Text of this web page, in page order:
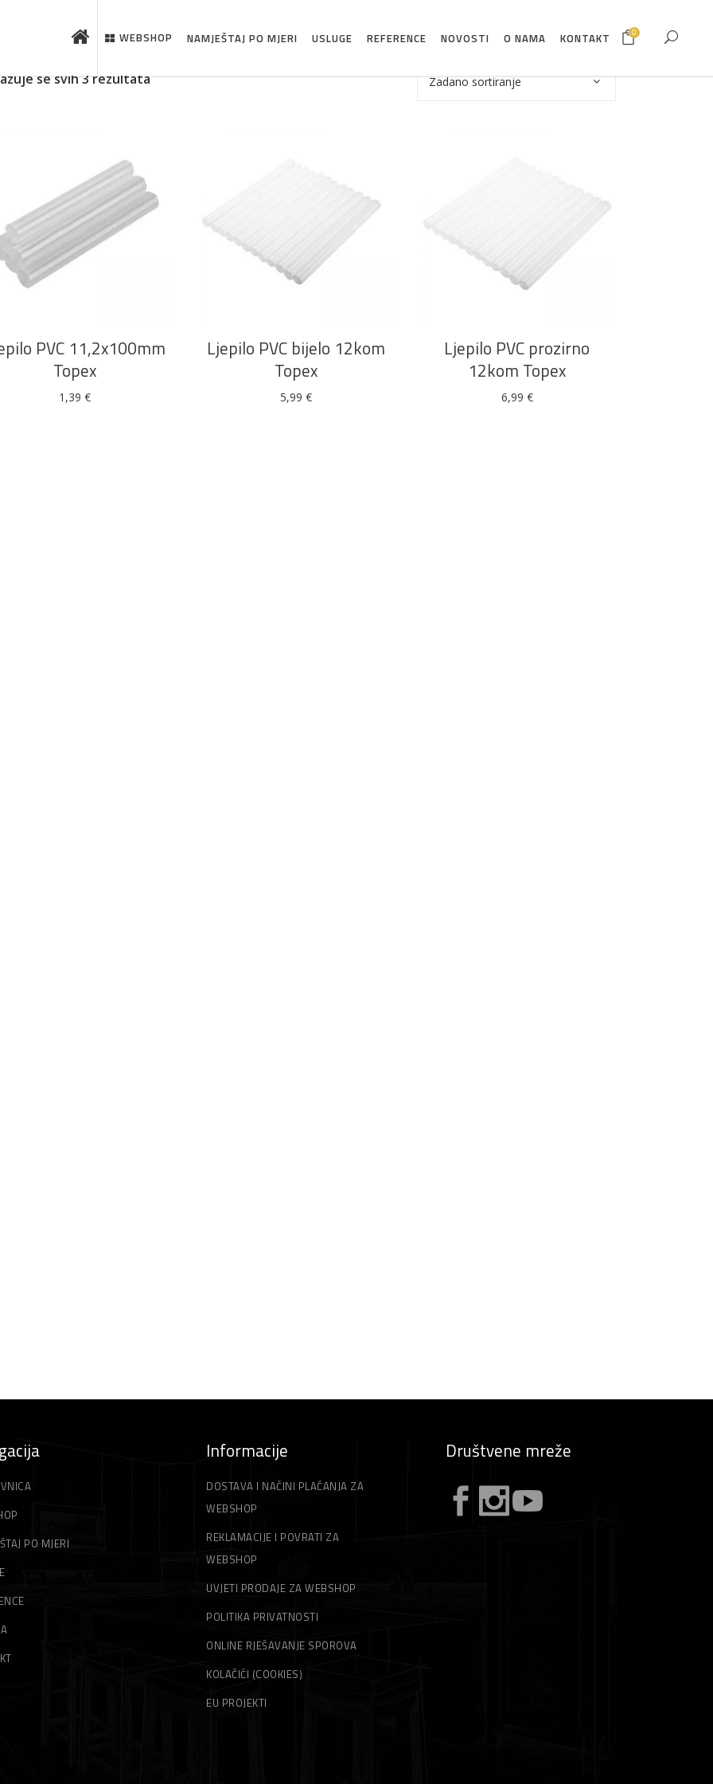
što je novo u ponudi
WEBSHOP NAMJEŠTAJ PO MJERI USLUGE REFERENCE NOVOSTI O NAMA KONTAKT 0
se svih 3 rezultata Zadano sortiranje
DODAJ U KOŠARICU
PVC 11,2x100mm
Topex
1,39 €
DODAJ U KOŠARICU
Ljepilo PVC bijelo 12kom
Topex
5,99 €
DODAJ U KOŠARICU
Ljepilo PVC prozirno
12kom Topex
6,99 €
PO MJERI
Informacije
DOSTAVA I NAČINI PLAĆANJA ZA
WEBSHOP
REKLAMACIJE I POVRATI ZA
WEBSHOP
UVJETI PRODAJE ZA WEBSHOP
POLITIKA PRIVATNOSTI
ONLINE RJEŠAVANJE SPOROVA
KOLAČIĆI (COOKIES)
EU PROJEKTI
Društvene mreže